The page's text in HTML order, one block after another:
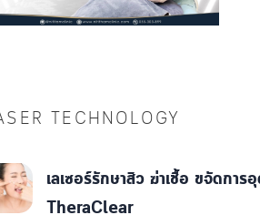
TECHNOLOGY
เลเซอร์รักษาสิว ฆ่าเชื้อ ขจัดการ
TheraClear